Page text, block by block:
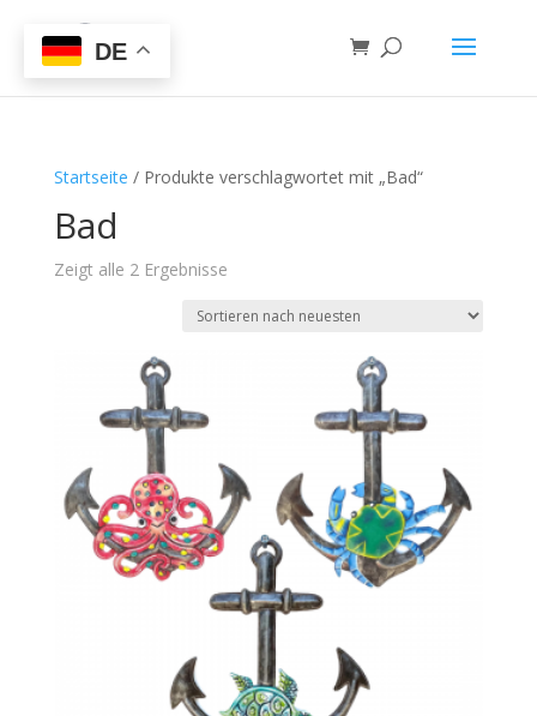
Startseite / Produkte verschlagwortet mit „Bad“
Bad
Zeigt alle 2 Ergebnisse
DE